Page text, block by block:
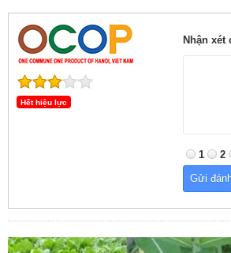
Hết hiệu lực
Nhận xét
1 2